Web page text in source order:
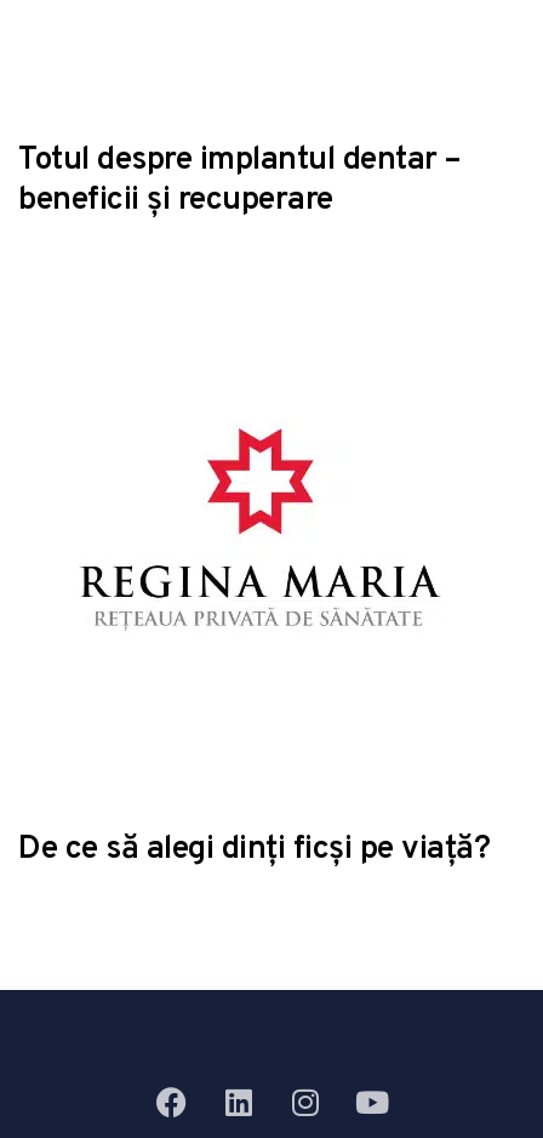
Totul despre implantul dentar –
beneficii și recuperare
De ce să alegi dinți ficși pe viață?